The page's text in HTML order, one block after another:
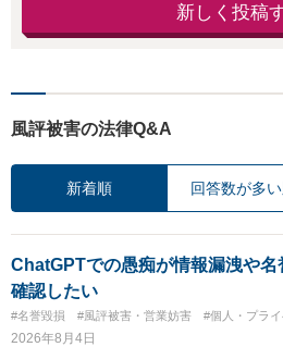
新しく投稿
風評被害の法律Q&A
新着順 回答数が多
ChatGPTでの愚痴が情報漏洩や
確認したい
#名誉毀損 #風評被害・営業妨害 #個人・プライ
2026年8月4日